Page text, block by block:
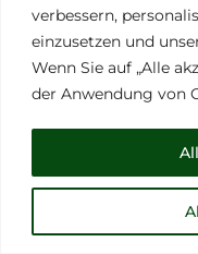
verbessern,
einzusetzen und
Wenn Sie auf „Alle
der Anwendung von